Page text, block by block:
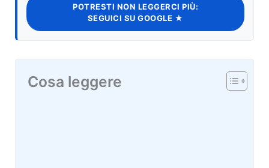
POTRESTI NON LEGGERCI PIÙ:
SEGUICI SU GOOGLE ★
Cosa leggere